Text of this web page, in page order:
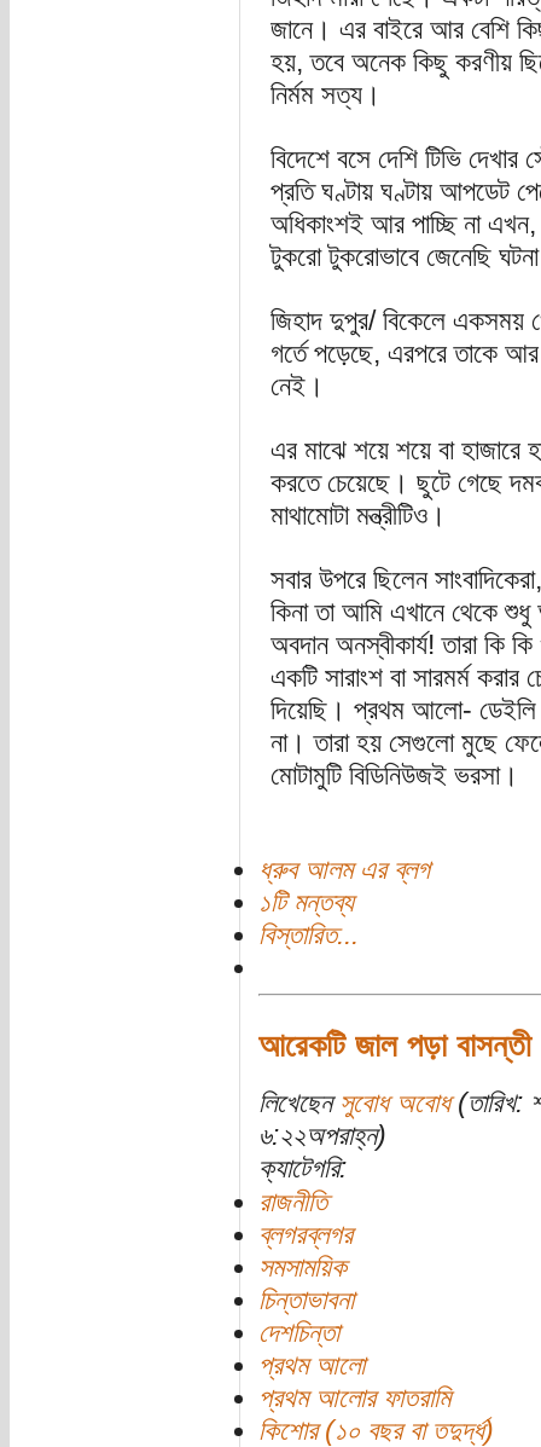
জানে। এর বাইরে আর বেশি
হয়, তবে অনেক কিছু করণীয়
নির্মম সত্য।
বিদেশে বসে দেশি টিভি
প্রতি ঘণ্টায় ঘণ্টায় আপডেট
অধিকাংশই আর পাচ্ছি না
টুকরো টুকরোভাবে জেনেছি
জিহাদ দুপুর/ বিকেলে একসময়
গর্তে পড়েছে, এরপরে তাকে
নেই।
এর মাঝে শয়ে শয়ে বা হাজারে
করতে চেয়েছে। ছুটে গেছে
মাথামোটা মন্ত্রীটিও।
সবার উপরে ছিলেন
কিনা তা আমি এখানে থেকে
অবদান অনস্বীকার্য! তারা কি
একটি সারাংশ বা সারমর্ম
দিয়েছি। প্রথম আলো- ডেইলি
না। তারা হয় সেগুলো মুছে
মোটামুটি বিডিনিউজই ভরসা।
ধ্রুব আলম এর ব্লগ
১টি মন্তব্য
বিস্তারিত...
আরেকটি জাল পড়া
লিখেছেন সুবোধ অবোধ(তারিখ:
৬:২২অপরাহ্ন)
ক্যাটেগরি:
রাজনীতি
ব্লগরব্লগর
সমসাময়িক
চিন্তাভাবনা
দেশচিন্তা
প্রথম আলো
প্রথম আলোর ফাতরামি
কিশোর (১০ বছর বা তদুর্দ্ধ)